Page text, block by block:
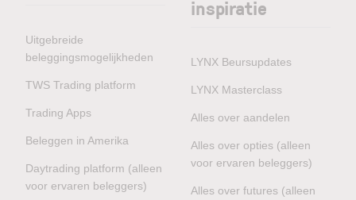
Uitgebreide
beleggingsmogelijkheden
TWS Trading platform
Trading Apps
Beleggen in Amerika
Daytrading platform (alleen
voor ervaren beleggers)
inspiratie
LYNX Beursupdates
LYNX Masterclass
Alles over aandelen
Alles over opties (alleen
voor ervaren beleggers)
Alles over futures (alleen